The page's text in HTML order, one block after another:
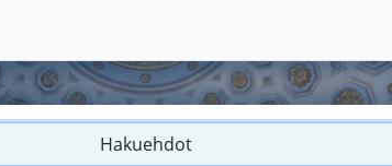
Hakuehdot